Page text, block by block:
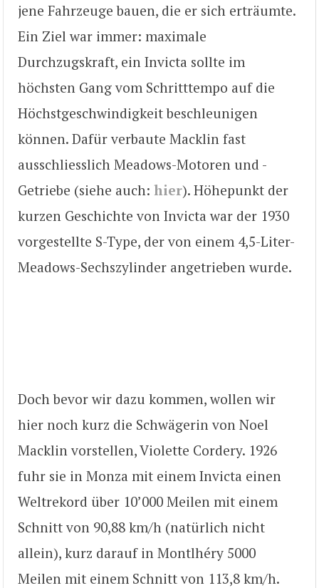
jene Fahrzeuge bauen, die er sich erträumte.
Ein Ziel war immer: maximale
Durchzugskraft, ein Invicta sollte im
höchsten Gang vom Schritttempo auf die
Höchstgeschwindigkeit beschleunigen
können. Dafür verbaute Macklin fast
ausschliesslich Meadows-Motoren und -
Getriebe (siehe auch: hier). Höhepunkt der
kurzen Geschichte von Invicta war der 1930
vorgestellte S-Type, der von einem 4,5-Liter-
Meadows-Sechszylinder angetrieben wurde.
Doch bevor wir dazu kommen, wollen wir
hier noch kurz die Schwägerin von Noel
Macklin vorstellen, Violette Cordery. 1926
fuhr sie in Monza mit einem Invicta einen
Weltrekord über 10’000 Meilen mit einem
Schnitt von 90,88 km/h (natürlich nicht
allein), kurz darauf in Montlhéry 5000
Meilen mit einem Schnitt von 113,8 km/h.